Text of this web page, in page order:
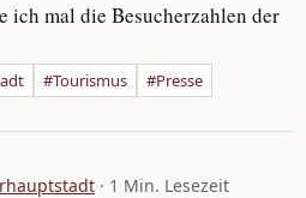
ich mal die Besucherzahlen der
#Tourismus #Presse
· 1 Min. Lesezeit